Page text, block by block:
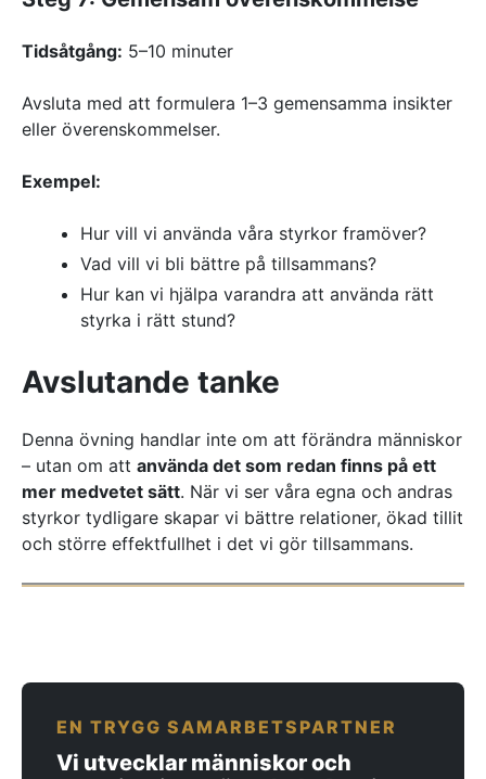
Tidsåtgång: 5–10 minuter
Avsluta med att formulera 1–3 gemensamma insikter
eller överenskommelser.
Exempel:
Hur vill vi använda våra styrkor framöver?
Vad vill vi bli bättre på tillsammans?
Hur kan vi hjälpa varandra att använda rätt
styrka i rätt stund?
Avslutande tanke
Denna övning handlar inte om att förändra människor
– utan om att använda det som redan finns på ett
mer medvetet sätt. När vi ser våra egna och andras
styrkor tydligare skapar vi bättre relationer, ökad tillit
och större effektfullhet i det vi gör tillsammans.
EN TRYGG SAMARBETSPARTNER
Vi utvecklar människor och